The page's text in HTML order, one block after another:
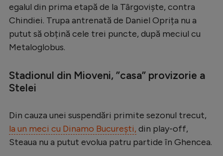
Ligue 1
Campionate
Starurile fotbalului
egalul din prima etapă de la Târgoviște, contra
Chindiei. Trupa antrenată de Daniel Oprița nu a
putut să obțină cele trei puncte, după meciul cu
Metaloglobus.
Stadionul din Mioveni, ”casa” provizorie a
Stelei
Din cauza unei suspendări primite sezonul trecut,
la un meci cu Dinamo București, din play-off,
Steaua nu a putut evolua patru partide în Ghencea.